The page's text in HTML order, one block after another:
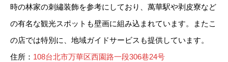
時の林家の刺繡装飾を参考にしており、萬華駅や剥皮寮など
の有名な観光スポットも壁画に組み込まれています。またこ
の店では特別に、地域ガイドサービスも提供しています。
住所： 108台北市万華区西園路一段306巷24号